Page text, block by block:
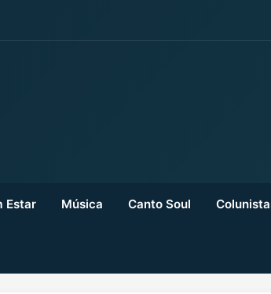
Estar Música Canto Soul